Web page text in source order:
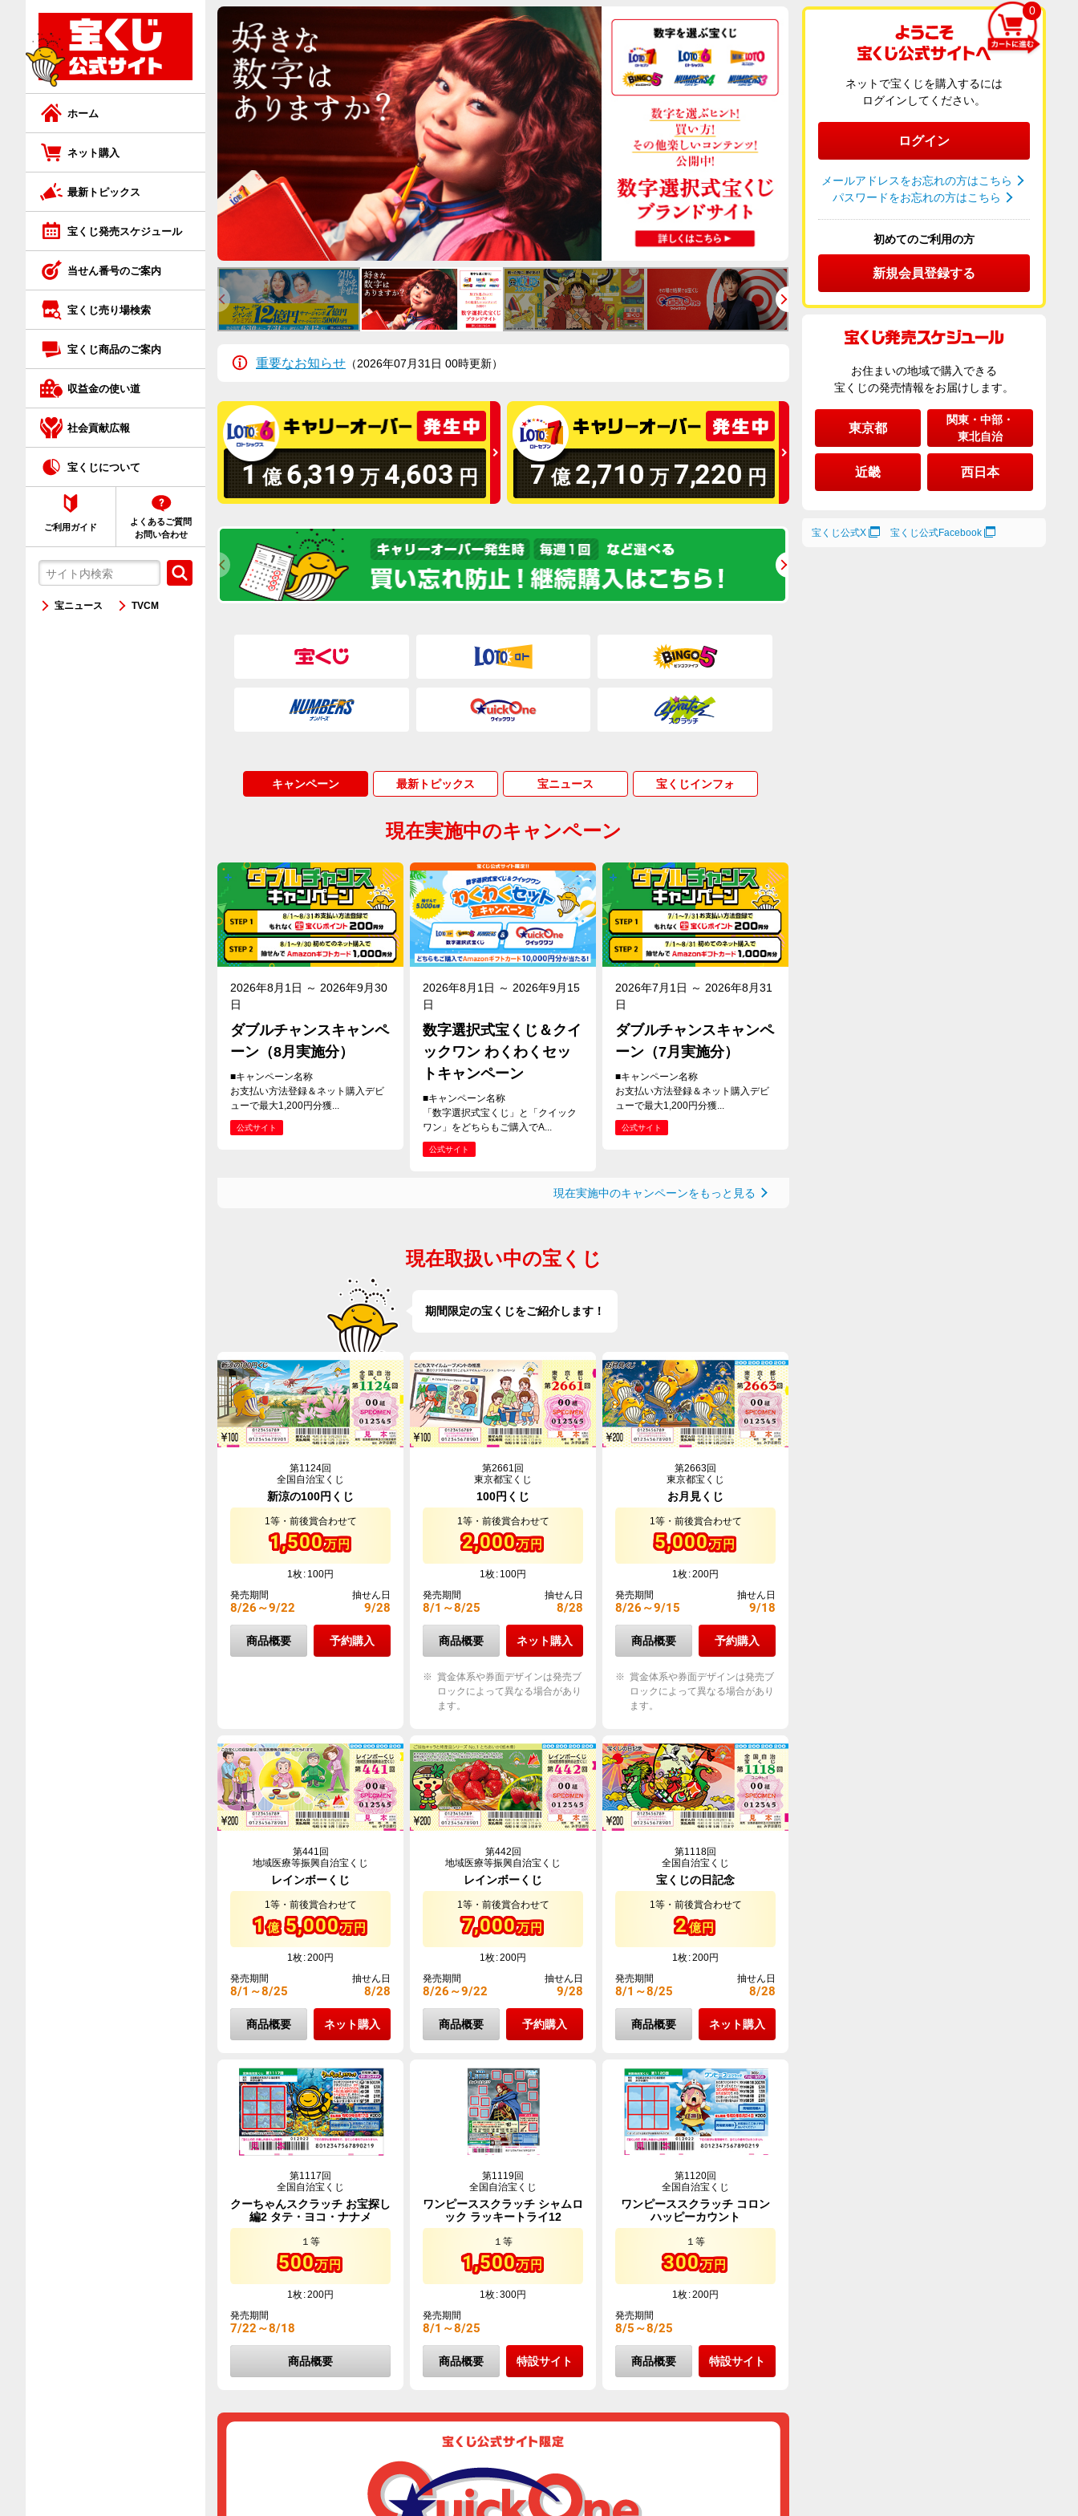
ホーム
ネット購入
ネット購入トップ
ジャンボ宝くじ
ロト7
ロト6
ミニロト
ナンバーズ4
ナンバーズ3
クイックワン
ネット購入が初めての方へ
最新トピックス
宝くじ発売スケジュール
当せん番号のご案内
宝くじ売り場検索
宝くじ商品のご案内
宝くじ商品のご案内トップ
ジャンボ宝くじ等の普通くじ
スクラッチ
ロト
ビンゴ5
クイックワン
収益金の使い道
社会貢献広報
宝くじについて
ご利用ガイド
よくあるご質問
お問い合わせ
宝ニュース TVCM
重要なお知らせ （2026年07月31日 00時更新）
1 億 6,319 万 4,603 円 7 億 2,710 万 7,220 円
キャンペーン 最新トピックス 宝ニュース 宝くじインフォ
現在実施中のキャンペーン
2026年8月1日 ～ 2026年9月30
日
ダブルチャンスキャンペ
ーン（8月実施分）
■キャンペーン名称
お支払い方法登録＆ネット購入デビ
ューで最大1,200円分獲...
公式サイト
2026年8月1日 ～ 2026年9月15
日
数字選択式宝くじ＆クイ
ックワン わくわくセッ
トキャンペーン
■キャンペーン名称
「数字選択式宝くじ」と「クイック
ワン」をどちらもご購入でA...
公式サイト
2026年7月1日 ～ 2026年8月31
日
ダブルチャンスキャンペ
ーン（7月実施分）
■キャンペーン名称
お支払い方法登録＆ネット購入デビ
ューで最大1,200円分獲...
公式サイト
現在実施中のキャンペーンをもっと見る
現在取扱い中の宝くじ
期間限定の宝くじをご紹介します！
第1124回
全国自治宝くじ
新涼の100円くじ
1等・前後賞合わせて
1,500万円
1枚 100円
発売期間
8/26～9/22
抽せん日
9/28
商品概要 予約購入
第2661回
東京都宝くじ
100円くじ
1等・前後賞合わせて
2,000万円
1枚 100円
発売期間
8/1～8/25
抽せん日
8/28
商品概要 ネット購入
賞金体系や券面デザインは発売ブ
ロックによって異なる場合があり
ます。
第2663回
東京都宝くじ
お月見くじ
1等・前後賞合わせて
5,000万円
1枚 200円
発売期間
8/26～9/15
抽せん日
9/18
商品概要 予約購入
賞金体系や券面デザインは発売ブ
ロックによって異なる場合があり
ます。
第441回
地域医療等振興自治宝くじ
レインボーくじ
1等・前後賞合わせて
1億5,000万円
1枚 200円
発売期間
8/1～8/25
抽せん日
8/28
商品概要 ネット購入
第442回
地域医療等振興自治宝くじ
レインボーくじ
1等・前後賞合わせて
7,000万円
1枚 200円
発売期間
8/26～9/22
抽せん日
9/28
商品概要 予約購入
第1118回
全国自治宝くじ
宝くじの日記念
1等・前後賞合わせて
2億円
1枚 200円
発売期間
8/1～8/25
抽せん日
8/28
商品概要 ネット購入
第1117回
全国自治宝くじ
クーちゃんスクラッチ お宝探し
編2 タテ・ヨコ・ナナメ
１等
500万円
1枚 200円
発売期間
7/22～8/18
商品概要
第1119回
全国自治宝くじ
ワンピーススクラッチ シャムロ
ック ラッキートライ12
１等
1,500万円
1枚 300円
発売期間
8/1～8/25
商品概要 特設サイト
第1120回
全国自治宝くじ
ワンピーススクラッチ コロン
ハッピーカウント
１等
300万円
1枚 200円
発売期間
8/5～8/25
商品概要 特設サイト
0
ネットで宝くじを購入するには
ログインしてください。
ログイン
メールアドレスをお忘れの方はこちら
パスワードをお忘れの方はこちら
初めてのご利用の方
新規会員登録する
お住まいの地域で購入できる
宝くじの発売情報をお届けします。
東京都
関東・中部・
東北自治
近畿 西日本
宝くじ公式X 宝くじ公式Facebook